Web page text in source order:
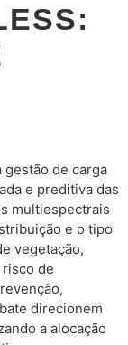
gestão de carga
e preditiva das
multiespectrais
e o tipo
vegetação,
de
direcionem
a alocação